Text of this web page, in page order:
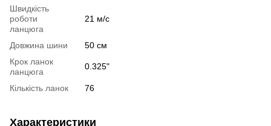
Швидкість
роботи
ланцюга
21 м/с
Довжина шини
50 см
Крок ланок
ланцюга
0.325"
Кількість ланок 76
Характеристики